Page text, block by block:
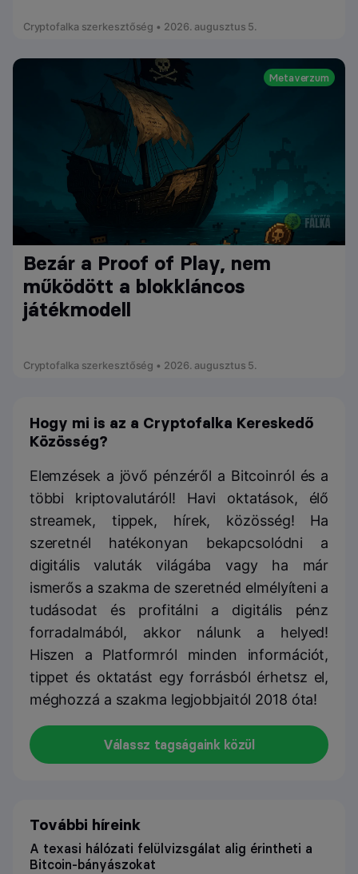
Cryptofalka szerkesztőség • 2026. augusztus 5.
Metaverzum
Bezár a Proof of Play, nem
működött a blokkláncos
játékmodell
Cryptofalka szerkesztőség • 2026. augusztus 5.
Hogy mi is az a Cryptofalka Kereskedő
Közösség?
Elemzések a jövő pénzéről a Bitcoinról és a
többi kriptovalutáról! Havi oktatások, élő
streamek, tippek, hírek, közösség! Ha
szeretnél hatékonyan bekapcsolódni a
digitális valuták világába vagy ha már
ismerős a szakma de szeretnéd elmélyíteni a
tudásodat és profitálni a digitális pénz
forradalmából, akkor nálunk a helyed!
Hiszen a Platformról minden információt,
tippet és oktatást egy forrásból érhetsz el,
méghozzá a szakma legjobbjaitól 2018 óta!
Válassz tagságaink közül
További híreink
A texasi hálózati felülvizsgálat alig érintheti a
Bitcoin-bányászokat